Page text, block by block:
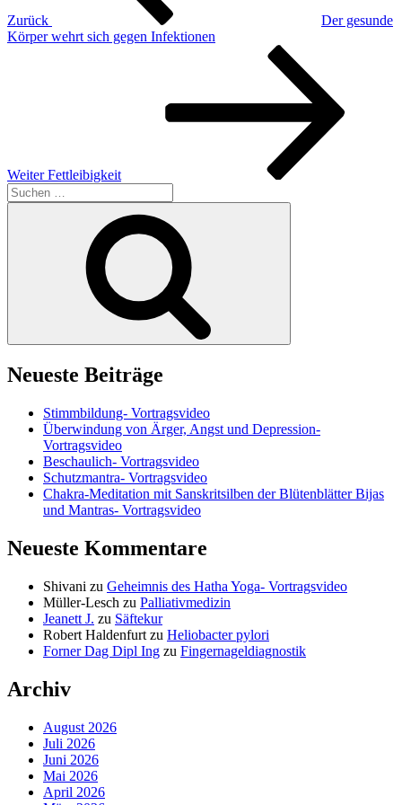
Zurück
Der gesunde
Körper wehrt sich gegen Infektionen
Weiter Fettleibigkeit
Suchen
nach:
Neueste Beiträge
Stimmbildung- Vortragsvideo
Überwindung von Ärger, Angst und Depression-
Vortragsvideo
Beschaulich- Vortragsvideo
Schutzmantra- Vortragsvideo
Chakra-Meditation mit Sanskritsilben der Blütenblätter Bijas
und Mantras- Vortragsvideo
Neueste Kommentare
Shivani zu Geheimnis des Hatha Yoga- Vortragsvideo
Müller-Lesch zu Palliativmedizin
Jeanett J. zu Säftekur
Robert Haldenfurt zu Heliobacter pylori
Forner Dag Dipl Ing zu Fingernageldiagnostik
Archiv
August 2026
Juli 2026
Juni 2026
Mai 2026
April 2026